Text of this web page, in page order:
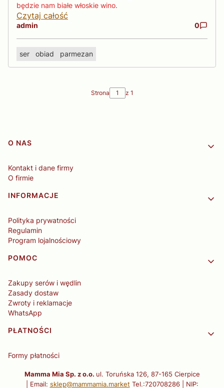
będzie nam białe włoskie wino.
Czytaj całość
admin 0
ser obiad parmezan
Strona z 1
Linki w stopce
O NAS
Kontakt i dane firmy
O firmie
INFORMACJE
Polityka prywatności
Regulamin
Program lojalnościowy
POMOC
Zakupy serów i wędlin
Zasady dostaw
Zwroty i reklamacje
WhatsApp
PŁATNOŚCI
Formy płatności
Mamma Mia Sp. z o.o. ul. Toruńska 126, 87-165 Cierpice
| Email: sklep@mammamia.market Tel.:720708286 | NIP: